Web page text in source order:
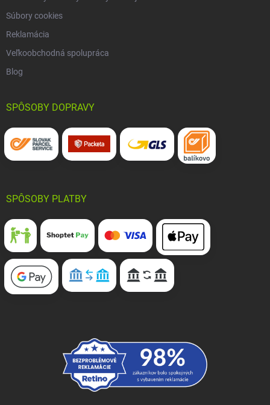
Súbory cookies
Reklamácia
Veľkoobchodná spolupráca
Blog
SPÔSOBY DOPRAVY
SPÔSOBY PLATBY